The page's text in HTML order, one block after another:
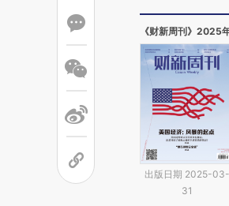
《财新周刊》2025
出版日期 2025-03-
31